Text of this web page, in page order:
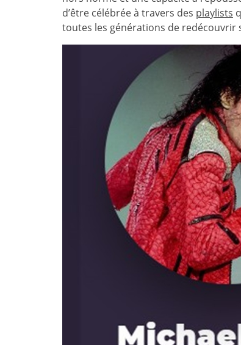
d’être célébrée à travers des playlists
toutes les générations de redécouvrir